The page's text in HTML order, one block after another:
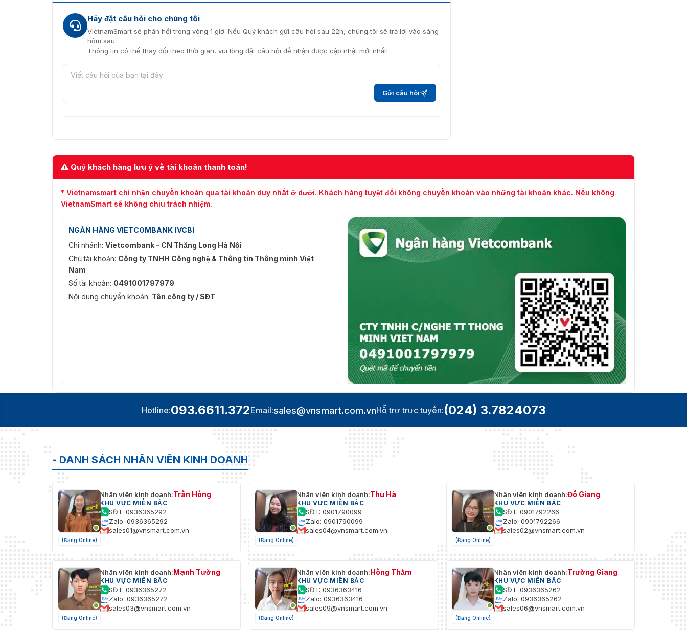
Hãy đặt câu hỏi cho chúng tôi
VietnamSmart sẽ phản hồi trong vòng 1 giờ. Nếu Quý khách gửi câu hỏi sau 22h, chúng tôi sẽ trả lời vào sáng
hôm sau.
Thông tin có thể thay đổi theo thời gian, vui lòng đặt câu hỏi để nhận được cập nhật mới nhất!
Gửi câu hỏi
Quý khách hàng lưu ý về tài khoản thanh toán!
* Vietnamsmart chỉ nhận chuyển khoản qua tài khoản duy nhất ở dưới. Khách hàng tuyệt đối không chuyển khoản vào những tài khoản khác. Nếu không
VietnamSmart sẽ không chịu trách nhiệm.
NGÂN HÀNG VIETCOMBANK (VCB)
Chi nhánh: Vietcombank – CN Thăng Long Hà Nội
Chủ tài khoản: Công ty TNHH Công nghệ & Thông tin Thông minh Việt
Nam
Số tài khoản: 0491001797979
Nội dung chuyển khoản: Tên công ty / SĐT
Hotline:093.6611.372Email:sales@vnsmart.com.vnHỗ trợ trực tuyến:(024) 3.7824073
- DANH SÁCH NHÂN VIÊN KINH DOANH
(Đang Online)
Nhân viên kinh doanh:Trần Hồng
KHU VỰC MIỀN BẮC
SĐT: 0936365292
Zalo: 0936365292
sales01@vnsmart.com.vn
(Đang Online)
Nhân viên kinh doanh:Thu Hà
KHU VỰC MIỀN BẮC
SĐT: 0901790099
Zalo: 0901790099
sales04@vnsmart.com.vn
(Đang Online)
Nhân viên kinh doanh:Đỗ Giang
KHU VỰC MIỀN BẮC
SĐT: 0901792266
Zalo: 0901792266
sales02@vnsmart.com.vn
(Đang Online)
Nhân viên kinh doanh:Mạnh Tường
KHU VỰC MIỀN BẮC
SĐT: 0936365272
Zalo: 0936365272
sales03@vnsmart.com.vn
(Đang Online)
Nhân viên kinh doanh:Hồng Thắm
KHU VỰC MIỀN BẮC
SĐT: 0936363416
Zalo: 0936363416
sales09@vnsmart.com.vn
(Đang Online)
Nhân viên kinh doanh:Trường Giang
KHU VỰC MIỀN BẮC
SĐT: 0936365262
Zalo: 0936365262
sales06@vnsmart.com.vn